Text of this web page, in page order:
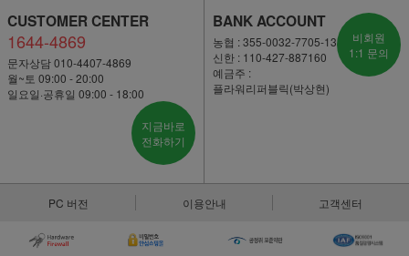
CUSTOMER CENTER
1644-4869
문자상담 010-4407-4869
월~토 09:00 - 20:00
일요일·공휴일 09:00 - 18:00
지금바로
전화하기
BANK ACCOUNT
농협 : 355-0032-7705-13
신한 : 110-427-887160
예금주 :
플라워리퍼블릭(박상현)
비회원
1:1 문의
PC 버전 이용안내 고객센터